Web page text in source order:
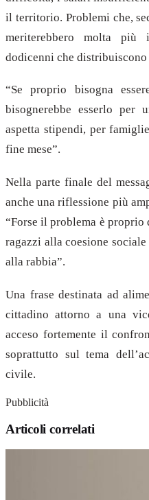
il territorio. Problemi che,
meriterebbero molta più
dodicenni che distribuiscono
“Se proprio bisogna
bisognerebbe esserlo per
aspetta stipendi, per
fine mese”.
Nella parte finale del
anche una riflessione più
“Forse il problema è proprio
ragazzi alla coesione
alla rabbia”.
Una frase destinata ad
cittadino attorno a una
acceso fortemente il
soprattutto sul tema
civile.
Pubblicità
Articoli correlati